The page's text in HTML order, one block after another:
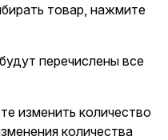
товар, нажмите
будут перечислены все
изменить количество
количества